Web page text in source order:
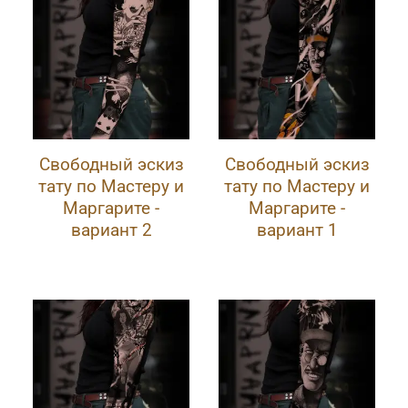
Свободный эскиз
тату по Мастеру и
Маргарите -
вариант 2
Свободный эскиз
тату по Мастеру и
Маргарите -
вариант 1